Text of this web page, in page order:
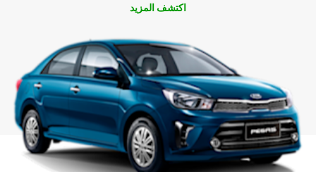
اكتشف المزيد